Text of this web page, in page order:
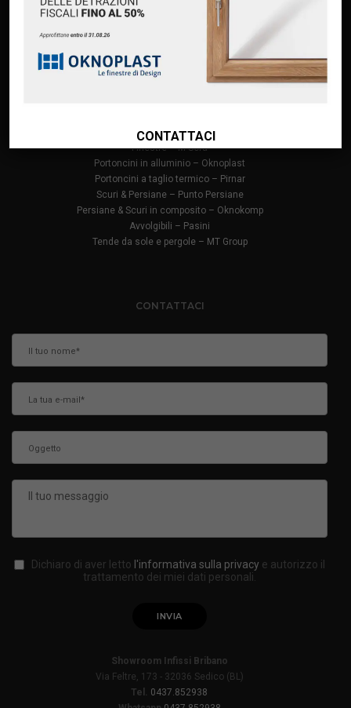
Finanziamento Oknoplast
Finestre in alluminio – Oknoplast
Finestre – M Sora
Portoncini in alluminio – Oknoplast
Portoncini a taglio termico – Pirnar
Scuri & Persiane – Punto Persiane
Persiane & Scuri in composito – Oknokomp
Avvolgibili – Pasini
Tende da sole e pergole – MT Group
CONTATTACI
Dichiaro di aver letto l'informativa sulla privacy e autorizzo il
trattamento dei miei dati personali.
Showroom Infissi Bribano
Via Feltre, 173 - 32036 Sedico (BL)
Tel. 0437.852938
CONTATTACI